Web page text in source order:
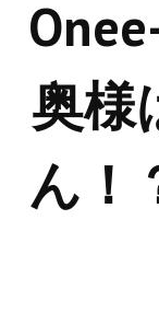
Русская биржа
Aliens vs
Dungeon Siege
Новый ГГ
奥様
ん！